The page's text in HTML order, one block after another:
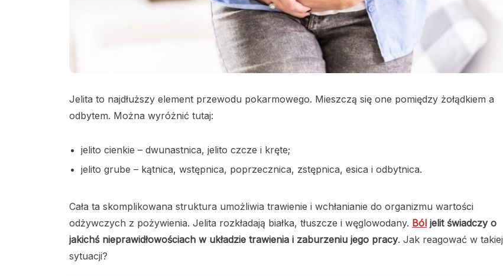
Jelita to najdłuższy element przewodu pokarmowego. Mieszczą się one pomiędzy żołądkiem a
odbytem. Można wyróżnić tutaj:
jelito cienkie – dwunastnica, jelito czcze i kręte;
jelito grube – kątnica, wstępnica, poprzecznica, zstępnica, esica i odbytnica.
Cała ta skomplikowana struktura umożliwia trawienie i wchłanianie do organizmu wartości
odżywczych z pożywienia. Jelita rozkładają białka, tłuszcze i węglowodany. Ból jelit świadczy o
jakichś nieprawidłowościach w układzie trawienia i zaburzeniu jego pracy. Jak reagować w takiej
sytuacji?